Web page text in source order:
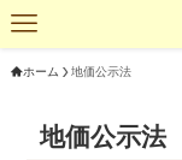
ホーム 地価公示法
地価公示法